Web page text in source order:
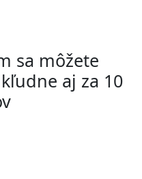
sa môžete
aj za 10